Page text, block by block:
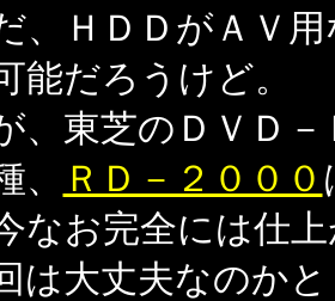
、ＨＤＤがＡＶ
能だろうけど。
東芝のＤＶＤ－
、
ＲＤ－２０００
なお完全には仕
は大丈夫なのか